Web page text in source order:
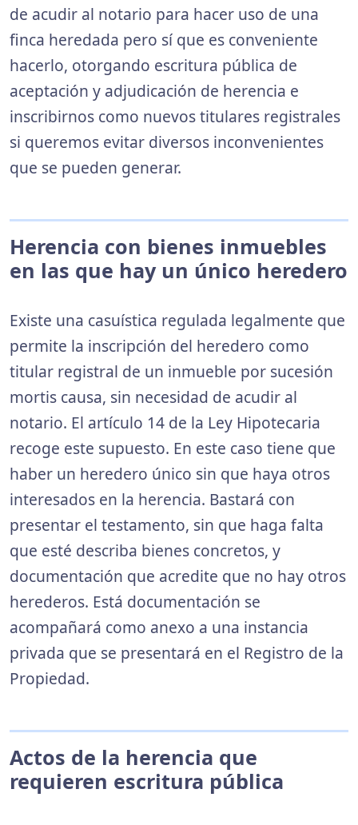
de acudir al notario para hacer uso de una
finca heredada pero sí que es conveniente
hacerlo, otorgando escritura pública de
aceptación y adjudicación de herencia e
inscribirnos como nuevos titulares registrales
si queremos evitar diversos inconvenientes
que se pueden generar.
Herencia con bienes inmuebles
en las que hay un único heredero
Existe una casuística regulada legalmente que
permite la inscripción del heredero como
titular registral de un inmueble por sucesión
mortis causa, sin necesidad de acudir al
notario. El artículo 14 de la Ley Hipotecaria
recoge este supuesto. En este caso tiene que
haber un heredero único sin que haya otros
interesados en la herencia. Bastará con
presentar el testamento, sin que haga falta
que esté describa bienes concretos, y
documentación que acredite que no hay otros
herederos. Está documentación se
acompañará como anexo a una instancia
privada que se presentará en el Registro de la
Propiedad.
Actos de la herencia que
requieren escritura pública